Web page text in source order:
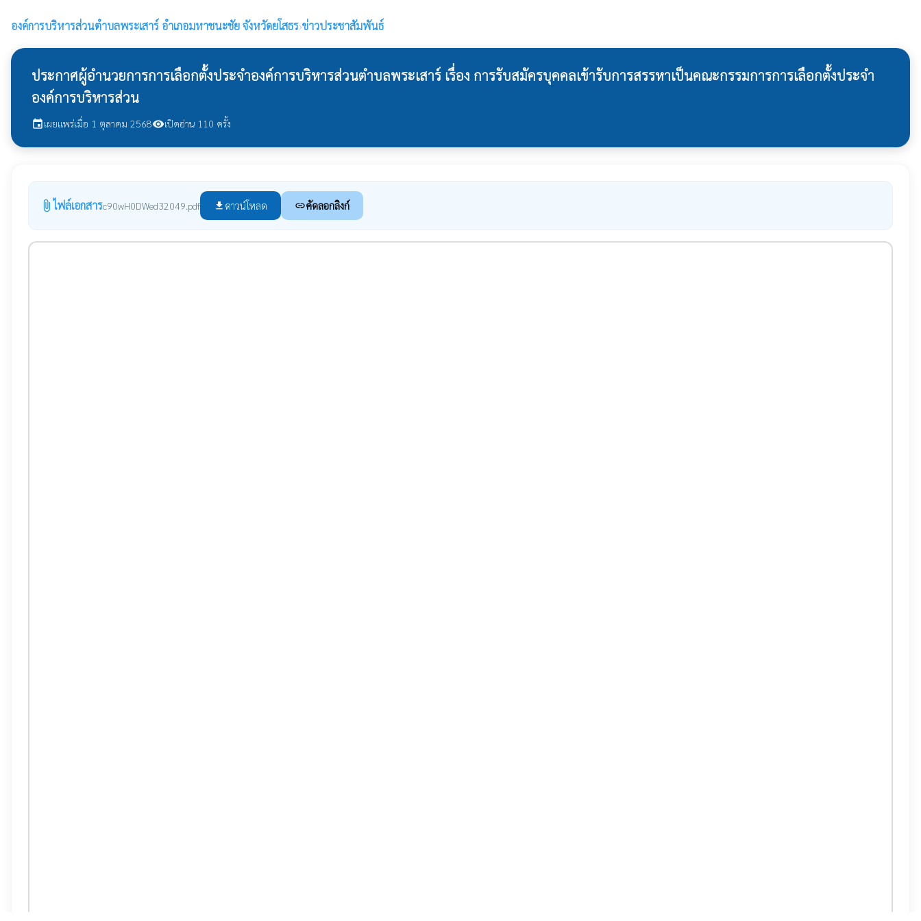
องค์การบริหารส่วนตำบลพระเสาร์ อำเภอมหาชนะชัย จังหวัดยโสธร›ข่าวประชาสัมพันธ์
ประกาศผู้อำนวยการการเลือกตั้งประจำองค์การบริหารส่วนตำบลพระเสาร์ เรื่อง การรับสมัครบุคคลเข้ารับการสรรหาเป็นคณะกรรมการการเลือกตั้งประจำ
องค์การบริหารส่วน
eventเผยแพร่เมื่อ 1 ตุลาคม 2568visibilityเปิดอ่าน 110 ครั้ง
attach_file ไฟล์เอกสารc90wH0DWed32049.pdf file_download ดาวน์โหลด linkคัดลอกลิงก์